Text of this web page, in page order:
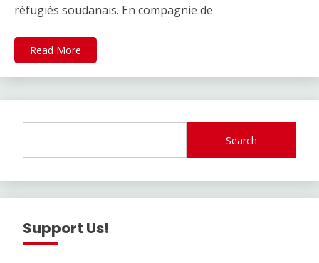
réfugiés soudanais. En compagnie de
Read More
Search
Support Us!